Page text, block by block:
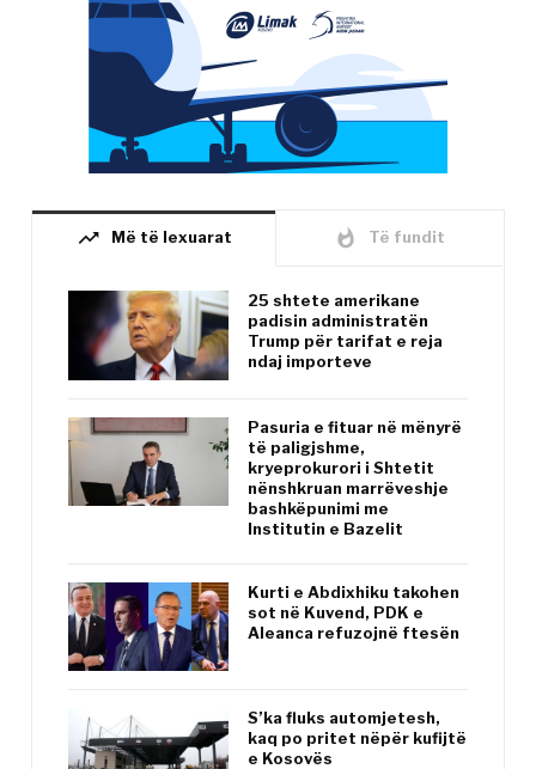
trending_up Më të lexuarat whatshot Të fundit
25 shtete amerikane
padisin administratën
Trump për tarifat e reja
ndaj importeve
Pasuria e fituar në mënyrë
të paligjshme,
kryeprokurori i Shtetit
nënshkruan marrëveshje
bashkëpunimi me
Institutin e Bazelit
Kurti e Abdixhiku takohen
sot në Kuvend, PDK e
Aleanca refuzojnë ftesën
S’ka fluks automjetesh,
kaq po pritet nëpër kufijtë
e Kosovës